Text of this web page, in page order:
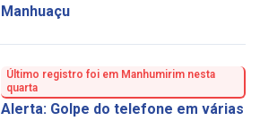
Manhuaçu
Último registro foi em Manhumirim nesta
quarta
Alerta: Golpe do telefone em várias